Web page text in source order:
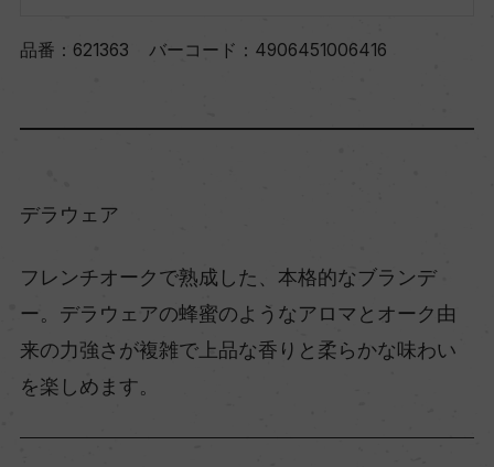
品番： 621363 バーコード： 4906451006416
デラウェア
フレンチオークで熟成した、本格的なブランデ
ー。デラウェアの蜂蜜のようなアロマとオーク由
来の力強さが複雑で上品な香りと柔らかな味わい
を楽しめます。